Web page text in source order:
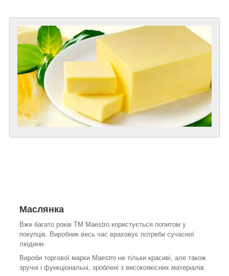
Маслянка
Вже багато років ТМ Maestro користується попитом у
покупців. Виробник весь час враховує потреби сучасної
людини.
Вироби торгової марки Maestro не тільки красиві, але також
зручні і функціональні, зроблені з високоякісних матеріалів.